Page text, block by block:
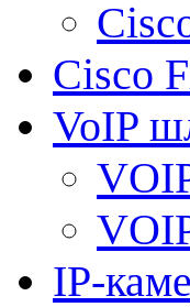
Cisco
VoIP
IP-